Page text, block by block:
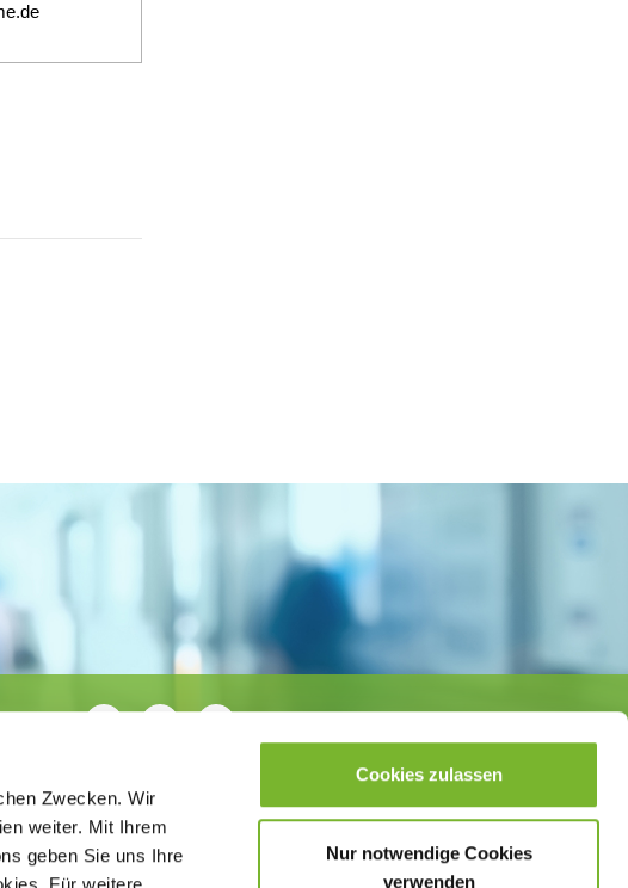
Zwecken. Wir
weiter. Mit Ihrem
geben Sie uns Ihre
Cookies zulassen
Nur notwendige Cookies
verwenden